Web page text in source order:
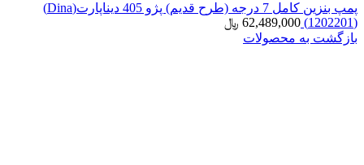
پمپ بنزین کامل 7 درجه (طرح قدیم) پژو 405 دیناپارت(Dina)
(1202201)
62,489,000 ﷼
بازگشت به محصولات